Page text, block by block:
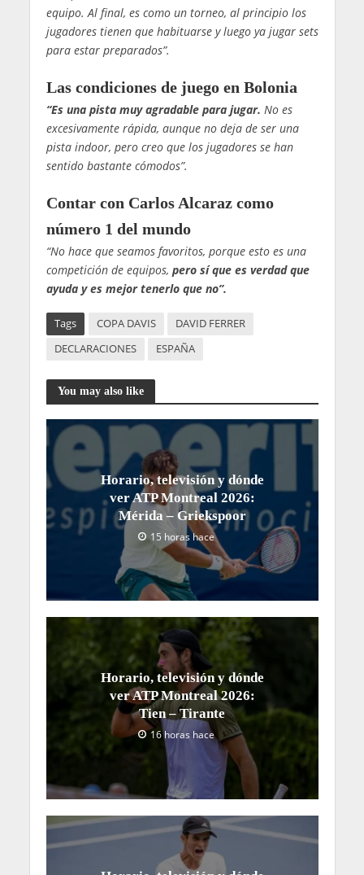
equipo. Al final, es como un torneo, al principio los
jugadores tienen que habituarse y luego ya jugar sets
para estar preparados”.
Las condiciones de juego en Bolonia
“Es una pista muy agradable para jugar. No es
excesivamente rápida, aunque no deja de ser una
pista indoor, pero creo que los jugadores se han
sentido bastante cómodos”.
Contar con Carlos Alcaraz como
número 1 del mundo
“No hace que seamos favoritos, porque esto es una
competición de equipos, pero sí que es verdad que
ayuda y es mejor tenerlo que no”.
Tags COPA DAVIS
DAVID FERRER
DECLARACIONES
ESPAÑA
You may also like
Horario, televisión y dónde
ver ATP Montreal 2026:
Mérida – Griekspoor
15 horas hace
Horario, televisión y dónde
ver ATP Montreal 2026:
Tien – Tirante
16 horas hace